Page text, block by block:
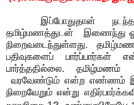
இப்போதுதான்
தமிழ்மணத்துடன் இணைந்து
நிறைவடைந்துள்ளது.
பதிவுகளைப் பார்ப்பார்கள்
பார்த்ததில்லை. தமிழ்மணம்
வரவேண்டும் என்ற எண்ணம்
நிறைவேறும் என்று